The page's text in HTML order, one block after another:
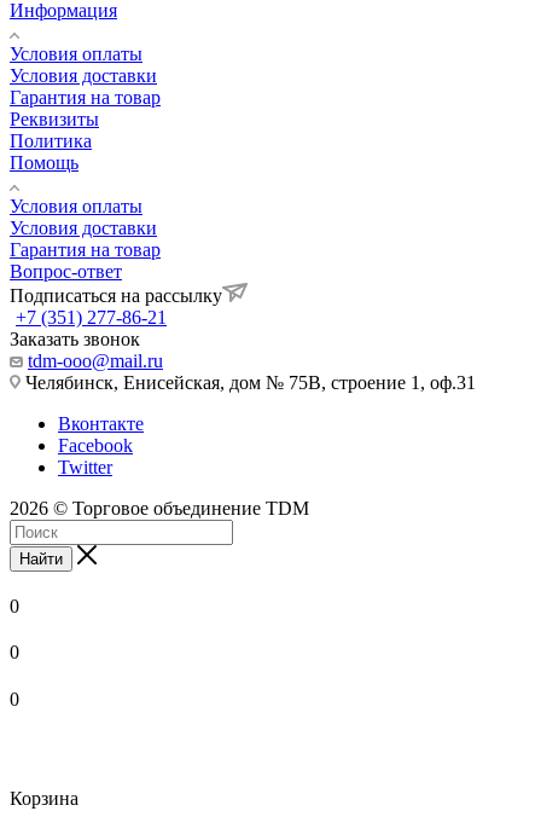
Информация
Условия оплаты
Условия доставки
Гарантия на товар
Реквизиты
Политика
Помощь
Условия оплаты
Условия доставки
Гарантия на товар
Вопрос-ответ
Подписаться на рассылку
+7 (351) 277-86-21
Заказать звонок
tdm-ooo@mail.ru
Челябинск, Енисейская, дом № 75В, строение 1, оф.31
Вконтакте
Facebook
Twitter
2026 © Торговое объединение TDM
Найти
0
0
0
Корзина